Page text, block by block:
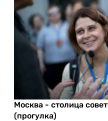
Москва - столица
(прогулка)